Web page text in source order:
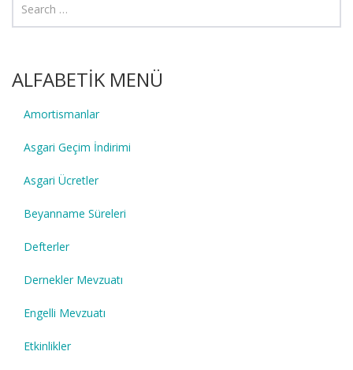
ALFABETİK MENÜ
Amortismanlar
Asgari Geçim İndirimi
Asgari Ücretler
Beyanname Süreleri
Defterler
Dernekler Mevzuatı
Engelli Mevzuatı
Etkinlikler